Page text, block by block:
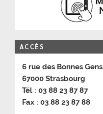
ACCÈS
6 rue des Bonnes Gens
67000 Strasbourg
Tél : 03 88 23 87 87
Fax : 03 88 23 87 88